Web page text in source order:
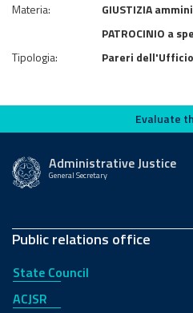
Materia:
GIUSTIZIA
PATROCINIO a
Tipologia:
Pareri
Evaluate this site
Evaluate
Administrative Justice
General Secretary
Public relations office
State Council
ACJSR